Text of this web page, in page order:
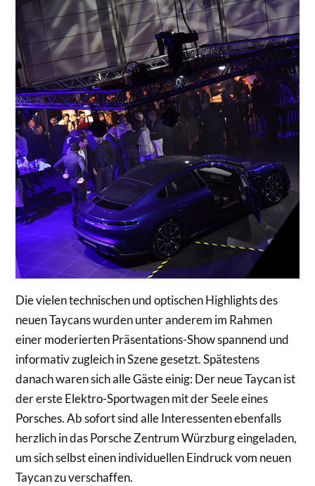
Die vielen technischen und optischen Highlights des
neuen Taycans wurden unter anderem im Rahmen
einer moderierten Präsentations-Show spannend und
informativ zugleich in Szene gesetzt. Spätestens
danach waren sich alle Gäste einig: Der neue Taycan ist
der erste Elektro-Sportwagen mit der Seele eines
Porsches. Ab sofort sind alle Interessenten ebenfalls
herzlich in das Porsche Zentrum Würzburg eingeladen,
um sich selbst einen individuellen Eindruck vom neuen
Taycan zu verschaffen.